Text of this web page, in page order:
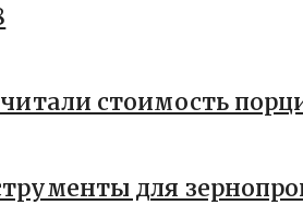
стоимость
для